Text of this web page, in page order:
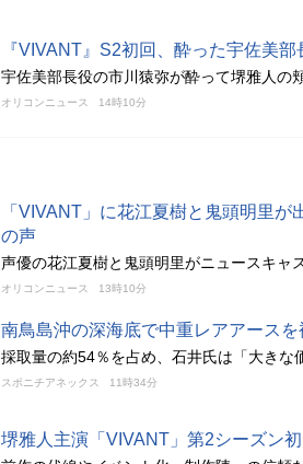
『VIVANT』S2初回、酔った宇佐美
宇佐美部長役の市川猿弥が酔って堺雅人の
オリコンニュース 14時10分
「VIVANT」に花江夏樹と鬼頭明里が
の声
声優の花江夏樹と鬼頭明里がニュースキャ
オリコンニュース 13時10分
南鳥島沖の深海底で中重レアアース
採取量の約54％を占め、石井氏は「大きな
スポニチアネックス 11時34分
堺雅人主演「VIVANT」第2シーズン